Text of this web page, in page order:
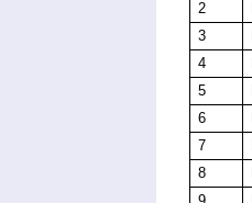
2
3
4
5
6
7
8